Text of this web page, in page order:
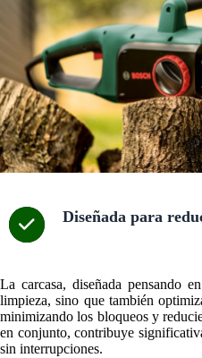
Diseñada para
La carcasa, diseñada pensando
limpieza, sino que también
minimizando los bloqueos y
en conjunto, contribuye
sin interrupciones.